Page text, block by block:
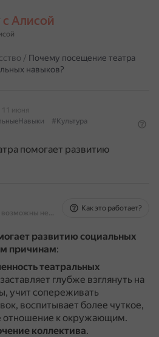
с Алисой
/ Почему посещение театра
навыков?
11 июня
#Культура
помогает развитию
На основе источников, возможны неточности
Как это работает?
развитию социальных
причинам:
театральных
глубже взглянуть на
учит сопереживать
воспитывает более чуткое,
отношение к окружающим.
коллектива.